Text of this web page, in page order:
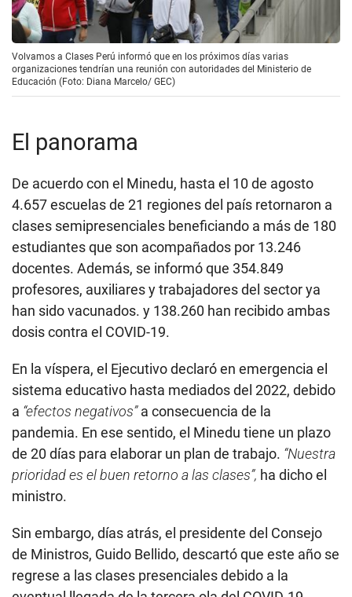
Volvamos a Clases Perú informó que en los próximos días varias
organizaciones tendrían una reunión con autoridades del Ministerio de
Educación (Foto: Diana Marcelo/ GEC)
El panorama
De acuerdo con el Minedu, hasta el 10 de agosto
4.657 escuelas de 21 regiones del país retornaron a
clases semipresenciales beneficiando a más de 180
estudiantes que son acompañados por 13.246
docentes. Además, se informó que 354.849
profesores, auxiliares y trabajadores del sector ya
han sido vacunados. y 138.260 han recibido ambas
dosis contra el COVID-19.
En la víspera, el Ejecutivo declaró en emergencia el
sistema educativo hasta mediados del 2022, debido
a “efectos negativos”a consecuencia de la
pandemia. En ese sentido, el Minedu tiene un plazo
de 20 días para elaborar un plan de trabajo. “Nuestra
prioridad es el buen retorno a las clases”, ha dicho el
ministro.
Sin embargo, días atrás, el presidente del Consejo
de Ministros, Guido Bellido, descartó que este año se
regrese a las clases presenciales debido a la